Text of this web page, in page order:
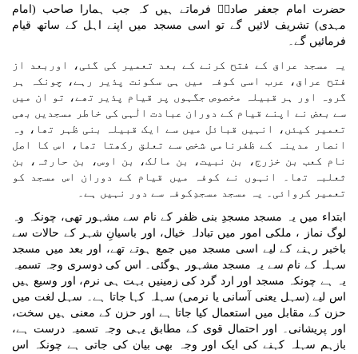
حضرت امام جعفر صادقؑ فرماتے ہیں کہ جب ہمارا صاحب (امام
مہدی) تشریف لائیں گے تو اسی مسجد میں
اپنے اہل کے ساتھ قیام
فرمائیں گے۔
یہ مسجد عراق کے فتح کرنے کے بعد تعمیر کی گئی، اوربعد از
فتح عراق، عرب اسی کوفہ میں ہی سکونت پذیر رہے، چونکہ ہر
گروہ اور ہر قبیلہ مخصوص جگہوں پر قیام پذیر تھے، تو ان میں
سے بعض نے اپنے قیام کے دوران عبادت الٰہی کی خاطر مسجدیں بھی
تعمیر کیئں، انہیں قبائل میں سے ایک قبیلہ بنی ظہر تھا، وہ
انصار مدینہ کے ظفرنامی شخص سے تعلق رکھتا تھا، اس کا اصل
نام کعب بن خزرج، بن نبیت، بن مالک، بن اوس، بن حارثہ، بن
ثعلبہ تھا۔ انہوں نے کوفہ میں قیام کے دوران اس مسجد کو
تعمیر کروائی۔ یہ مسجد مسجدِکوفہ سے دور نہیں ہے۔
ابتداء میں یہ مسجد مسجدِ بنی ظفر کے نام سے مشہور تھی، چونکہ وہ
لوگ نماز ، ملکی امور میں تبادلہ خیال، اور
باسیانِ شہر کے حالات سے
باخبر رہنے کے لیے اسی مسجد میں جمع ہوتے تھے، اور بعد میں مسجد
سہلہ کے نام سے یہ مسجد مشہور ہوگئی۔ اس کی دوسری وجہ تسمیہ
یہ ہے چونکہ مسجد اور ارد گرد کی زمینیں بہت ہی نرم، اور وسیع ہیں
اس لیے (سہل یعنی آسانی یا نرمی) سہلہ کہا جاتا ہے۔ سہل لغت میں
حزن کے مقابل میں استعمال کیا جاتا ہے اور حزن کے معنی ہیں سخت،
اور پریشانی۔ اور احتمال قوی کے مطابق یہی وجہ تسمیہ درست ہے،
بازہم سہلہ کہنے کی ایک اور وجہ بھی بیان کی جاتی ہے چونکہ اس